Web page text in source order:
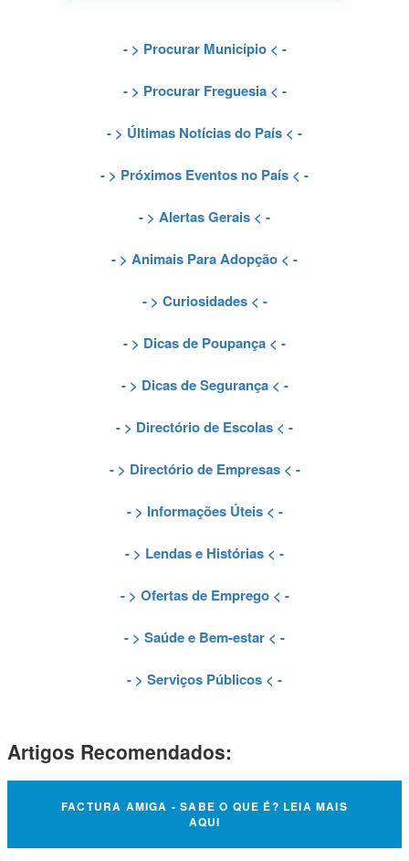
- > Procurar Município< -
- > Procurar Freguesia< -
- > Últimas Notícias do País < -
- > Próximos Eventos no País < -
- > Alertas Gerais < -
- > Animais Para Adopção < -
- > Curiosidades< -
- > Dicas de Poupança < -
- > Dicas de Segurança< -
- > Directório de Escolas < -
- > Directório de Empresas< -
- > Informações Úteis< -
- > Lendas e Histórias < -
- > Ofertas de Emprego< -
- > Saúde e Bem-estar < -
- > Serviços Públicos < -
Artigos Recomendados:
FACTURA AMIGA - SABE O QUE É? LEIA MAIS
AQUI